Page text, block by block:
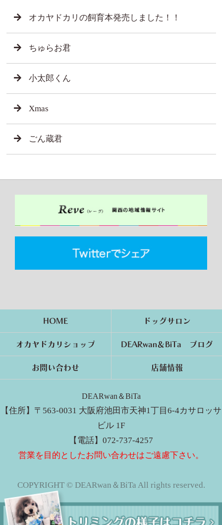
オカヤドカリの飼育本発売しました！！
ちゅらお君
小太郎くん
Xmas
ごん蔵君
HOME ドッグサロン
オカヤドカリショップ DEARwan＆BiTa ブログ
お問い合わせ 店舗情報
DEARwan＆BiTa
【住所】〒563-0031 大阪府池田市天神1丁目6-4カサロッサ
ビル 1F
【電話】072-737-4257
営業を目的としたお問い合わせはご遠慮下さい。
COPYRIGHT © DEARwan＆BiTa All rights reserved.